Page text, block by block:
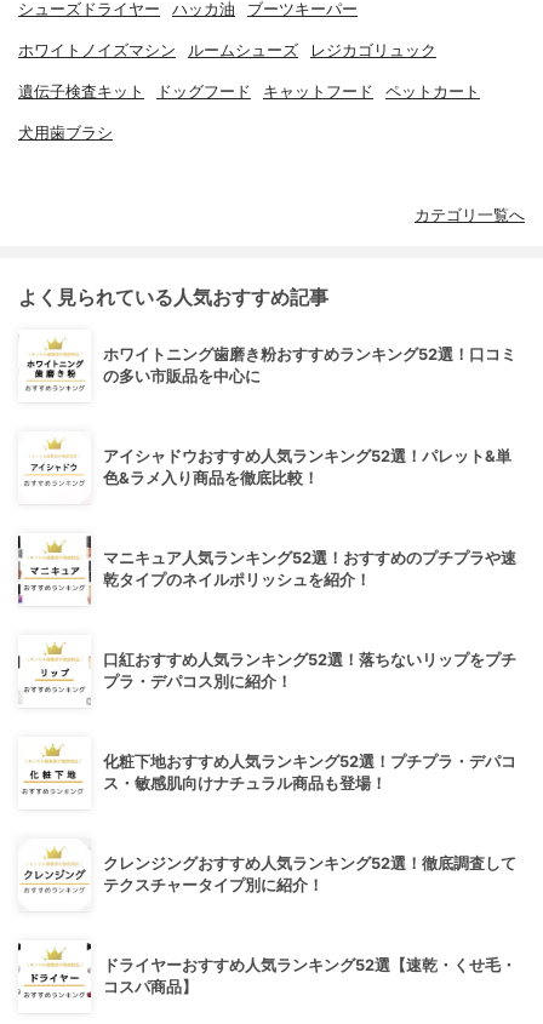
シューズドライヤー ハッカ油 ブーツキーパー
ホワイトノイズマシン ルームシューズ レジカゴリュック
遺伝子検査キット ドッグフード キャットフード ペットカート
犬用歯ブラシ
カテゴリ一覧へ
よく見られている人気おすすめ記事
ホワイトニング歯磨き粉おすすめランキング52選！口コミ
の多い市販品を中心に
アイシャドウおすすめ人気ランキング52選！パレット&単
色&ラメ入り商品を徹底比較！
マニキュア人気ランキング52選！おすすめのプチプラや速
乾タイプのネイルポリッシュを紹介！
口紅おすすめ人気ランキング52選！落ちないリップをプチ
プラ・デパコス別に紹介！
化粧下地おすすめ人気ランキング52選！プチプラ・デパコ
ス・敏感肌向けナチュラル商品も登場！
クレンジングおすすめ人気ランキング52選！徹底調査して
テクスチャータイプ別に紹介！
ドライヤーおすすめ人気ランキング52選【速乾・くせ毛・
コスパ商品】